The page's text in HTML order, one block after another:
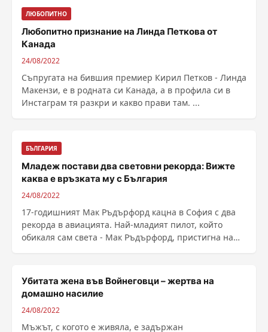
ЛЮБОПИТНО
Любопитно признание на Линда Петкова от
Канада
24/08/2022
Съпругата на бившия премиер Кирил Петков - Линда
Макензи, е в родната си Канада, а в профила си в
Инстаграм тя разкри и какво прави там. ...
БЪЛГАРИЯ
Младеж постави два световни рекорда: Вижте
каква е връзката му с България
24/08/2022
17-годишният Мак Ръдърфорд кацна в София с два
рекорда в авиацията. Най-младият пилот, който
обикаля сам света - Мак Ръдърфорд, пристигна на
Убитата жена във Войнеговци – жертва на
домашно насилие
24/08/2022
Мъжът, с когото е живяла, е задържан